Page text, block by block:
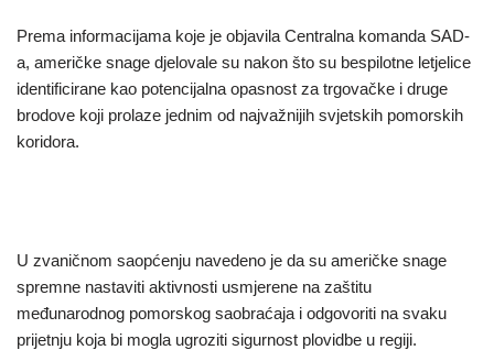
Prema informacijama koje je objavila Centralna komanda SAD-
a, američke snage djelovale su nakon što su bespilotne letjelice
identificirane kao potencijalna opasnost za trgovačke i druge
brodove koji prolaze jednim od najvažnijih svjetskih pomorskih
koridora.
U zvaničnom saopćenju navedeno je da su američke snage
spremne nastaviti aktivnosti usmjerene na zaštitu
međunarodnog pomorskog saobraćaja i odgovoriti na svaku
prijetnju koja bi mogla ugroziti sigurnost plovidbe u regiji.